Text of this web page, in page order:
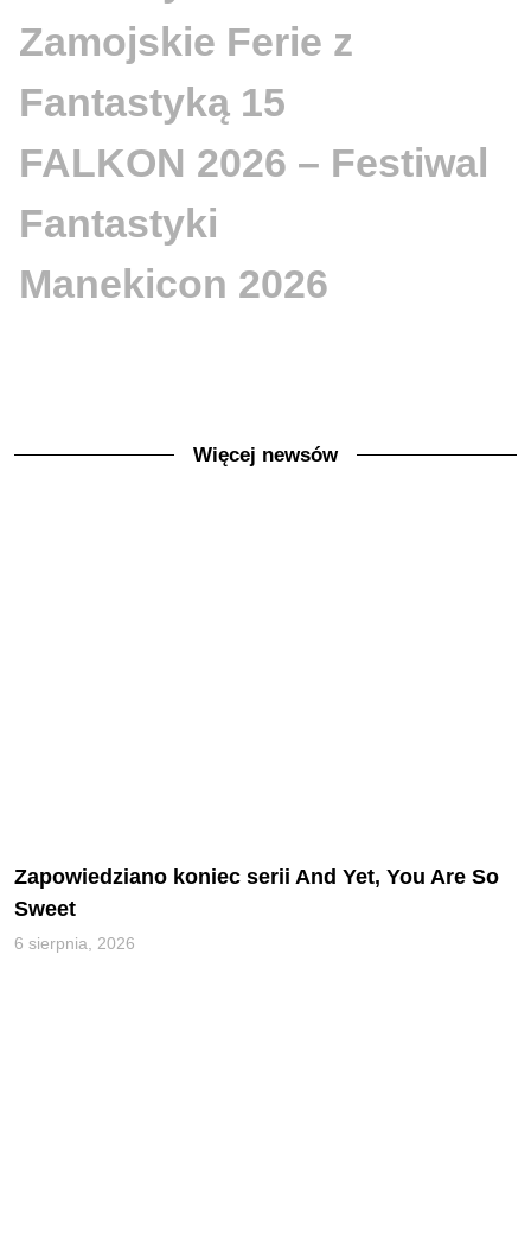
Zamojskie Ferie z
Fantastyką 15
FALKON 2026 – Festiwal
Fantastyki
Manekicon 2026
Więcej newsów
Zapowiedziano koniec serii And Yet, You Are So
Sweet
6 sierpnia, 2026